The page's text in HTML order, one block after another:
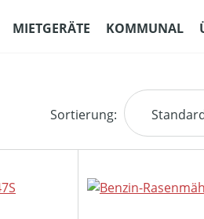
MIETGERÄTE KOMMUNAL
Sortierung: